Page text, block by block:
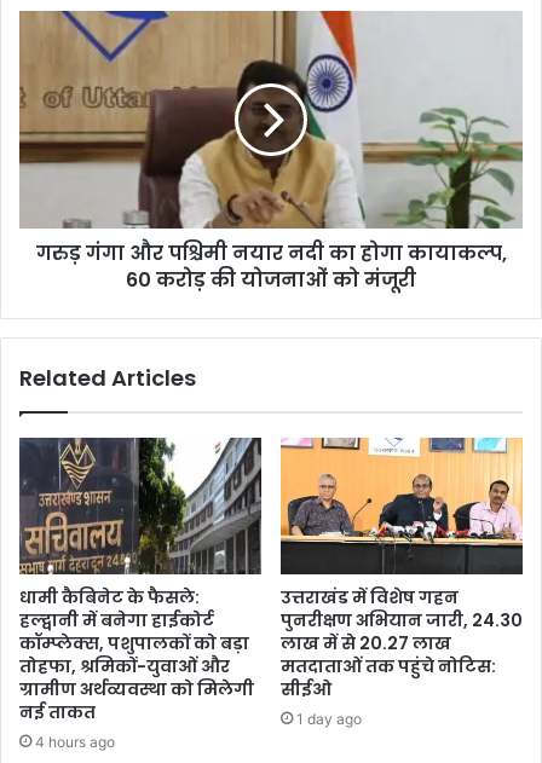
गरुड़ गंगा और पश्चिमी नयार नदी का होगा कायाकल्प,
60 करोड़ की योजनाओं को मंजूरी
Related Articles
धामी कैबिनेट के फैसले:
हल्द्वानी में बनेगा हाईकोर्ट
कॉम्प्लेक्स, पशुपालकों को बड़ा
तोहफा, श्रमिकों-युवाओं और
ग्रामीण अर्थव्यवस्था को मिलेगी
नई ताकत
4 hours ago
उत्तराखंड में विशेष गहन
पुनरीक्षण अभियान जारी, 24.30
लाख में से 20.27 लाख
मतदाताओं तक पहुंचे नोटिस:
सीईओ
1 day ago